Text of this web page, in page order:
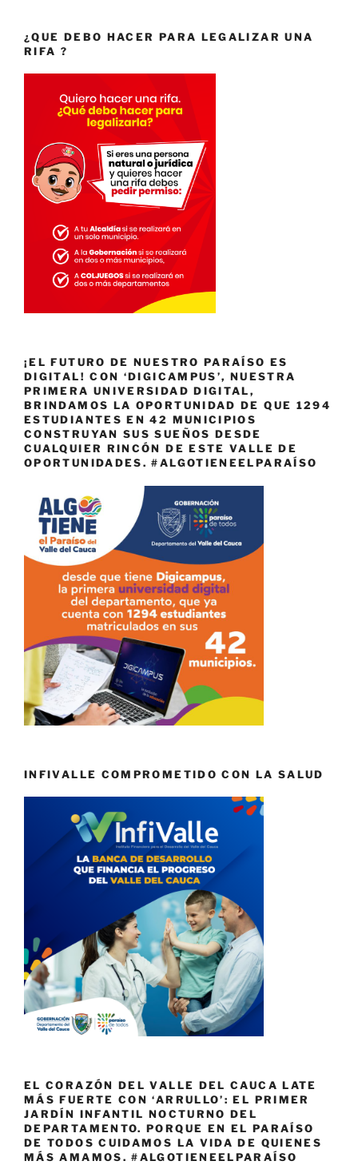
¿QUE DEBO HACER PARA LEGALIZAR UNA
RIFA ?
¡EL FUTURO DE NUESTRO PARAÍSO ES
DIGITAL! CON ‘DIGICAMPUS’, NUESTRA
PRIMERA UNIVERSIDAD DIGITAL,
BRINDAMOS LA OPORTUNIDAD DE QUE 1294
ESTUDIANTES EN 42 MUNICIPIOS
CONSTRUYAN SUS SUEÑOS DESDE
CUALQUIER RINCÓN DE ESTE VALLE DE
OPORTUNIDADES. #ALGOTIENEELPARAÍSO
INFIVALLE COMPROMETIDO CON LA SALUD
EL CORAZÓN DEL VALLE DEL CAUCA LATE
MÁS FUERTE CON ‘ARRULLO’: EL PRIMER
JARDÍN INFANTIL NOCTURNO DEL
DEPARTAMENTO. PORQUE EN EL PARAÍSO
DE TODOS CUIDAMOS LA VIDA DE QUIENES
MÁS AMAMOS. #ALGOTIENEELPARAÍSO